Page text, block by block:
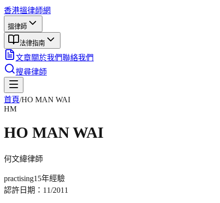
香港搵律師網
搵律師
法律指南
文章關於我們聯絡我們
搜尋律師
首頁/HO MAN WAI
HM
HO MAN WAI
何文緯律師
practising15年經驗
認許日期： 11/2011